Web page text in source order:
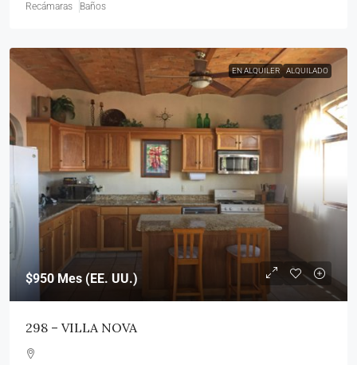
Recámaras Baños
EN ALQUILER ALQUILADO
$950 Mes (EE. UU.)
298 – VILLA NOVA